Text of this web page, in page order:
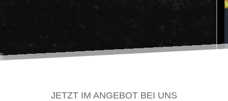
JETZT IM ANGEBOT BEI UNS